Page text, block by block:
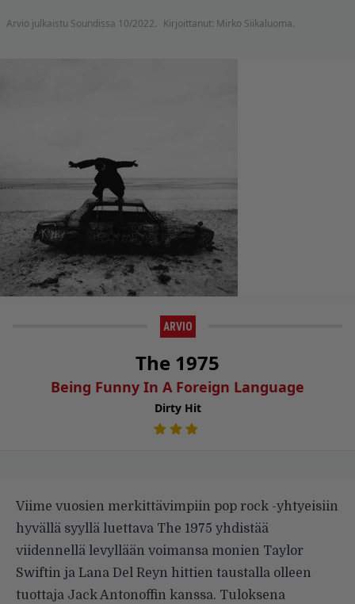
Arvio julkaistu Soundissa 10/2022. Kirjoittanut: Mirko Siikaluoma.
ARVIO
The 1975
Being Funny In A Foreign Language
Dirty Hit
Viime vuosien merkittävimpiin pop rock -yhtyeisiin
hyvällä syyllä luettava The 1975 yhdistää
viidennellä levyllään voimansa monien Taylor
Swiftin ja Lana Del Reyn hittien taustalla olleen
tuottaja Jack Antonoffin kanssa. Tuloksena